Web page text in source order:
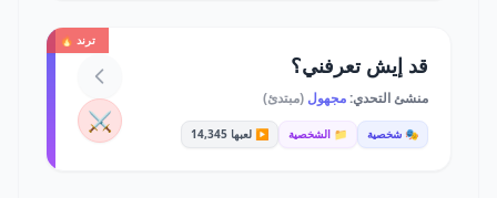
ترند 🔥
قد إيش تعرفني؟
منشئ التحدي:مجهول (مبتدئ)
🎭 شخصية 📁 الشخصية ▶️ لعبها 14,345 ⚔️